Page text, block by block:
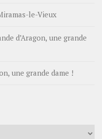
le-Vieux
d’Aragon, une grande
une grande dame !